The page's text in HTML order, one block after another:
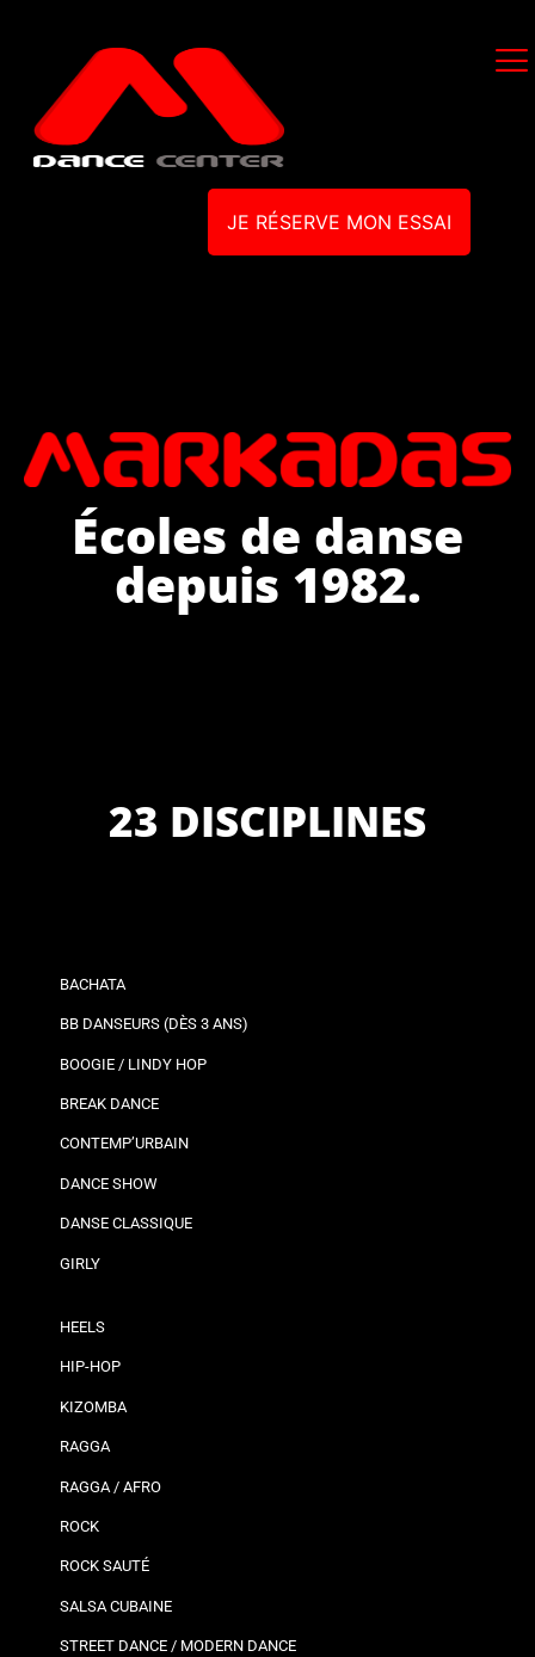
JE RÉSERVE MON ESSAI
Écoles de danse
depuis 1982.
23 DISCIPLINES
BACHATA
BB DANSEURS (DÈS 3 ANS)
BOOGIE / LINDY HOP
BREAK DANCE
CONTEMP’URBAIN
DANCE SHOW
DANSE CLASSIQUE
GIRLY
HEELS
HIP-HOP
KIZOMBA
RAGGA
RAGGA / AFRO
ROCK
ROCK SAUTÉ
SALSA CUBAINE
STREET DANCE / MODERN DANCE